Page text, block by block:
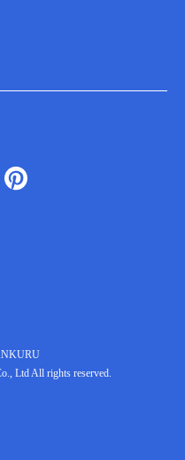
Ltd All rights reserved.